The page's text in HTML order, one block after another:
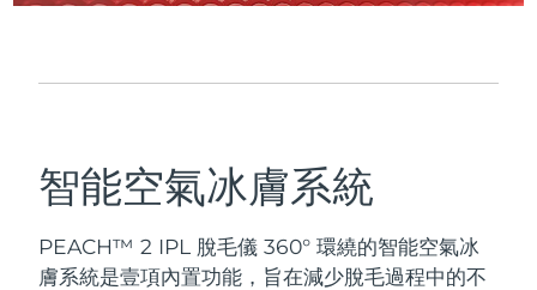
智能空氣冰膚系統
PEACH™ 2 IPL 脫毛儀 360° 環繞的智能空氣冰
膚系統是壹項內置功能，旨在減少脫毛過程中的不